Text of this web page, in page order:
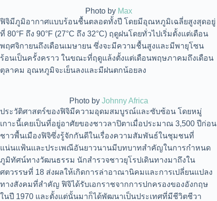
Photo by Max
ฟิจิมีภูมิอากาศแบบร้อนชื้นตลอดทั้งปี โดยมีอุณหภูมิเฉลี่ยสูงสุดอยู่
ที่ 80°F ถึง 90°F (27°C ถึง 32°C) ฤดูฝนโดยทั่วไปเริ่มตั้งแต่เดือน
พฤศจิกายนถึงเดือนเมษายน ซึ่งจะมีความชื้นสูงและมีพายุโซน
ร้อนเป็นครั้งคราว ในขณะที่ฤดูแล้งตั้งแต่เดือนพฤษภาคมถึงเดือน
ตุลาคม อุณหภูมิจะเย็นลงและมีฝนตกน้อยลง
Photo by Johnny Africa
ประวัติศาสตร์ของฟิจิมีความอุดมสมบูรณ์และซับซ้อน โดยหมู่
เกาะนี้เคยเป็นที่อยู่อาศัยของชาวลาปิตาเมื่อประมาณ 3,500 ปีก่อน
ชาวพื้นเมืองฟิจิซึ่งรู้จักกันดีในเรื่องความสัมพันธ์ในชุมชนที่
แน่นแฟ้นและประเพณีอันยาวนานมีบทบาทสำคัญในการกำหนด
ภูมิทัศน์ทางวัฒนธรรม นักสำรวจชาวยุโรปเดินทางมาถึงใน
ศตวรรษที่ 18 ส่งผลให้เกิดการล่าอาณานิคมและการเปลี่ยนแปลง
ทางสังคมที่สำคัญ ฟิจิได้รับเอกราชจากการปกครองของอังกฤษ
ในปี 1970 และตั้งแต่นั้นมาก็ได้พัฒนาเป็นประเทศที่มีชีวิตชีวา